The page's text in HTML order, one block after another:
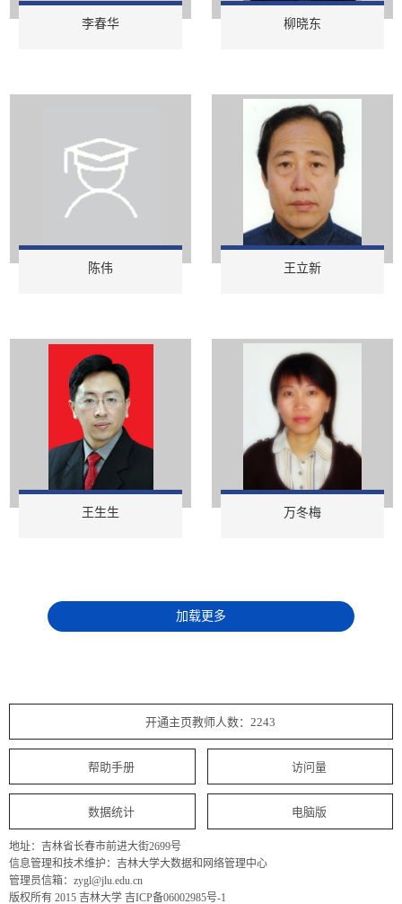
李春华 柳晓东
陈伟 王立新
王生生 万冬梅
加载更多
开通主页教师人数：2243
帮助手册 访问量
数据统计 电脑版
地址：吉林省长春市前进大街2699号
信息管理和技术维护：吉林大学大数据和网络管理中心
管理员信箱：zygl@jlu.edu.cn
版权所有 2015 吉林大学 吉ICP备06002985号-1